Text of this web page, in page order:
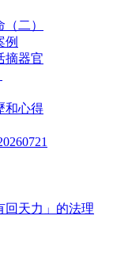
二）
例
摘器官
和心得
回天力」的法理